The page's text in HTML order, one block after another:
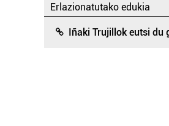
Erlazionatutako edukia
Iñaki Trujillok eutsi du